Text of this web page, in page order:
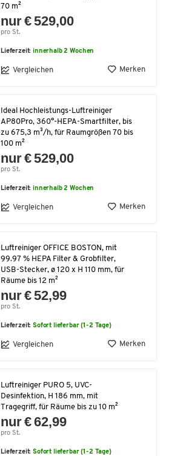
70 m²
nur € 529,00
pro St.
Lieferzeit:innerhalb 2 Wochen
Vergleichen Merken
Ideal Hochleistungs-Luftreiniger
AP80Pro, 360°-HEPA-Smartfilter, bis
zu 675,3 m³/h, für Raumgrößen 70 bis
100 m²
nur € 529,00
pro St.
Lieferzeit:innerhalb 2 Wochen
Vergleichen Merken
Luftreiniger OFFICE BOSTON, mit
99.97 % HEPA Filter & Grobfilter,
USB-Stecker, ø 120 x H 110 mm, für
Räume bis 12 m²
nur € 52,99
pro St.
Lieferzeit:Sofort lieferbar (1-2 Tage)
Vergleichen Merken
Luftreiniger PURO 5, UVC-
Desinfektion, H 186 mm, mit
Tragegriff, für Räume bis zu 10 m²
nur € 62,99
pro St.
Lieferzeit:Sofort lieferbar (1-2 Tage)